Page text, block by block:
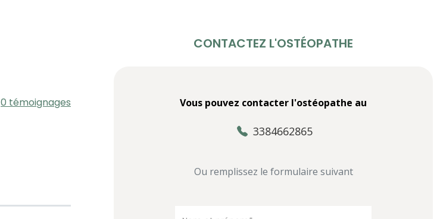
0 témoignages
CONTACTEZ L'OSTÉOPATHE
Vous pouvez contacter l'ostéopathe au
3384662865
Ou remplissez le formulaire suivant